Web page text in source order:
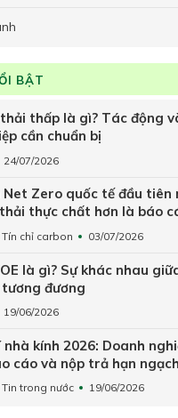
BẬT
thấp là gì? Tác động
cần chuẩn bị
24/07/2026
Net Zero quốc tế đầu tiên
thực chất hơn là báo
chỉ carbon 03/07/2026
là gì? Sự khác nhau
đương
19/06/2026
nhà kính 2026: Doanh
cáo và nộp trả hạn
trong nước 19/06/2026